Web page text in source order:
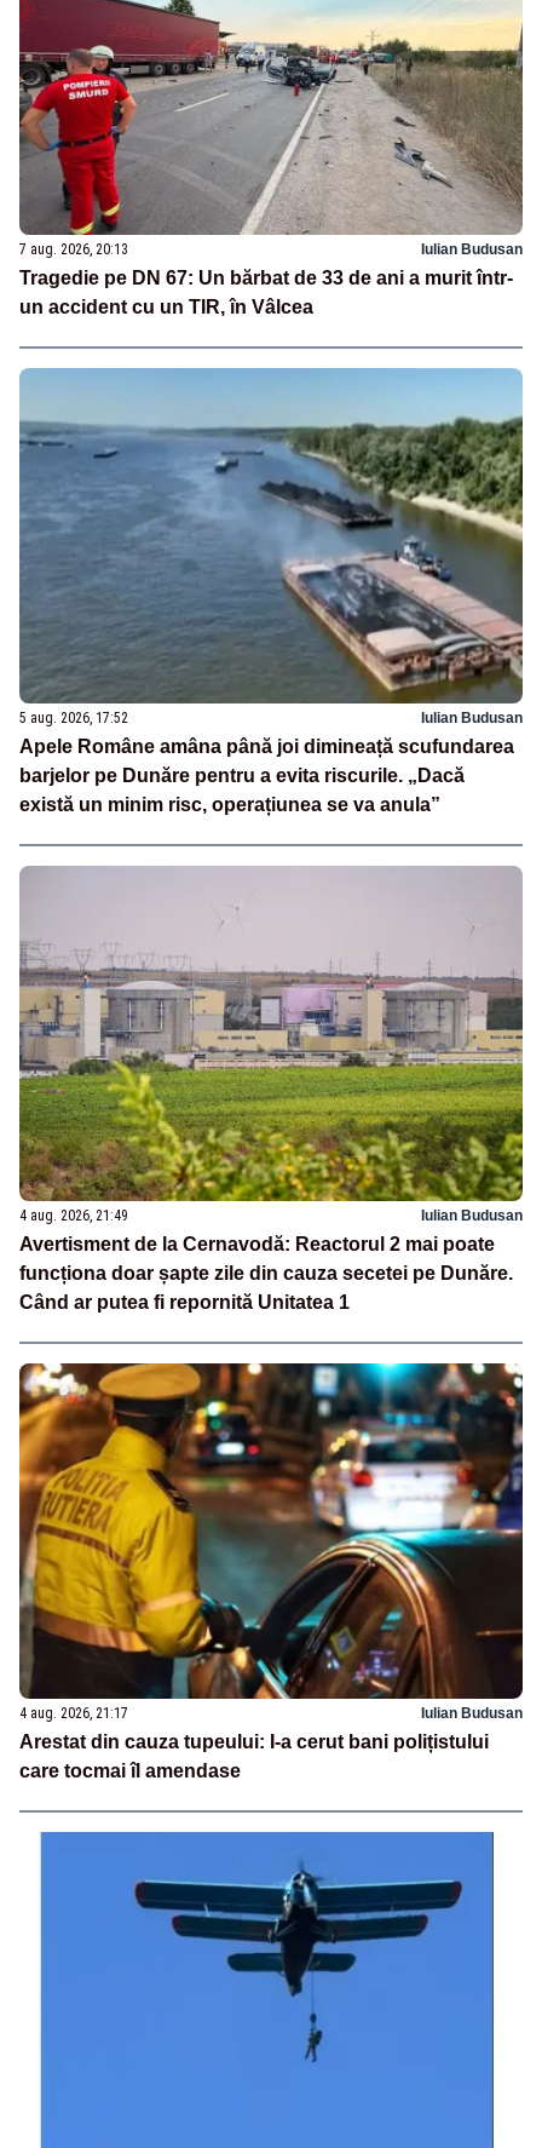
7 aug. 2026, 20:13 Iulian Budusan
Tragedie pe DN 67: Un bărbat de 33 de ani a murit într-
un accident cu un TIR, în Vâlcea
5 aug. 2026, 17:52 Iulian Budusan
Apele Române amâna până joi dimineață scufundarea
barjelor pe Dunăre pentru a evita riscurile. „Dacă
există un minim risc, operațiunea se va anula”
4 aug. 2026, 21:49 Iulian Budusan
Avertisment de la Cernavodă: Reactorul 2 mai poate
funcționa doar șapte zile din cauza secetei pe Dunăre.
Când ar putea fi repornită Unitatea 1
4 aug. 2026, 21:17 Iulian Budusan
Arestat din cauza tupeului: I-a cerut bani polițistului
care tocmai îl amendase